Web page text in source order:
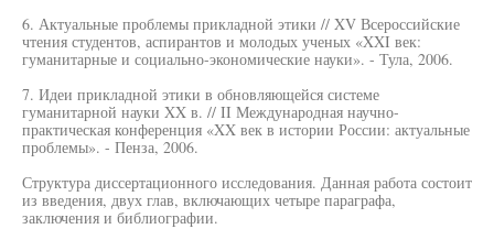
6. Актуальные проблемы прикладной этики // XV Всероссийские
чтения студентов, аспирантов и молодых ученых «XXI век:
гуманитарные и социально-экономические науки». - Тула, 2006.
7. Идеи прикладной этики в обновляющейся системе
гуманитарной науки XX в. // II Международная научно-
практическая конференция «XX век в истории России: актуальные
проблемы». - Пенза, 2006.
Структура диссертационного исследования. Данная работа состоит
из введения, двух глав, включающих четыре параграфа,
заключения и библиографии.